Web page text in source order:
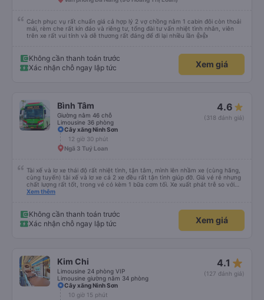
app Vexere và HK Busline và hãng sẽ ngày phát triển để mang lại trải
Cách phục vụ rất chuẩn giá cả hợp lý 2 vợ chồng nằm 1 cabin đôi còn thoải
mái, rèm che rất kín đáo và riêng tư, tổng đài tư vấn nhiệt tình nhân, viên
trên xe rất vui tính và dễ thương rất đáng để đi lại nhiều lần 👍👍
Không cần thanh toán trước
Xác nhận chỗ ngay lập tức
Xem giá
Bình Tâm
Giường nằm 46 chỗ
Limousine 36 phòng
4.6
(318 đánh giá)
Cây xăng Ninh Sơn
12 giờ 30 phút
Ngã 3 Tuý Loan
Tài xế và lơ xe thái độ rất nhiệt tình, tận tâm, mình lên nhầm xe (cùng hãng,
cùng tuyến) tài xế và lơ xe cả 2 xe đều rất tận tình giúp đỡ. Giá vé rẻ nhưng
chất lượng rất tốt, trong vé có kèm 1 bữa cơm tối. Xe xuất phát trễ so với
trên app 45p, nhưng do bão nên trời mưa rất to, có thể thông cảm được.
Xem thêm
Không cần thanh toán trước
Xác nhận chỗ ngay lập tức
Xem giá
Kim Chi
Limousine 24 phòng VIP
Limousine giường nằm 34 phòng
4.1 star_rate
(127 đánh giá)
Cây xăng Ninh Sơn
10 giờ 15 phút